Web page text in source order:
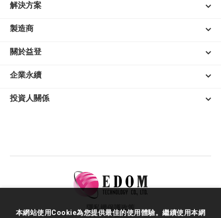
解決方案
製造商
關於益登
企業永續
投資人關係
隱私權保護政策
本網站使用Cookie為您提供最佳的使用體驗。繼續使用本網